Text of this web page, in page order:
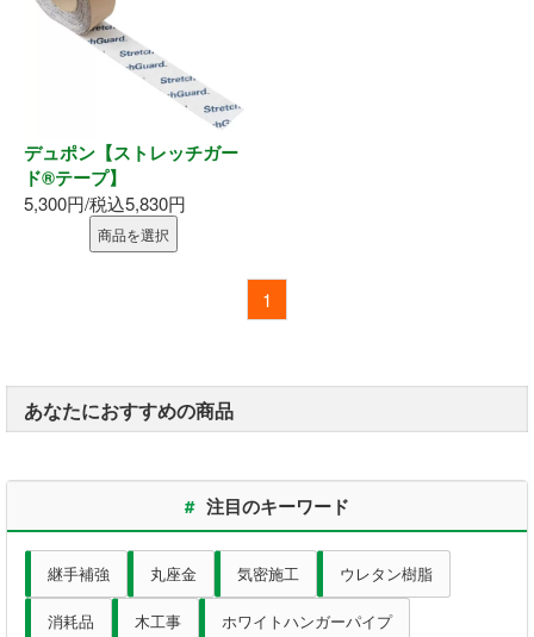
内装部材
換気部材
通気部材
アルミ型材
ポスト
現場用品
デュポン【ストレッチガー
ド®テープ】
5,300円/税込5,830円
商品を選択
1
あなたにおすすめの商品
# 注目のキーワード
継手補強 丸座金 気密施工 ウレタン樹脂
消耗品 木工事 ホワイトハンガーパイプ